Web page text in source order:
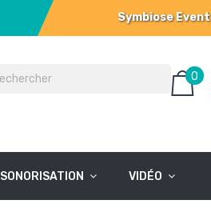
Symbiose Event
0
SONORISATION VIDÉO